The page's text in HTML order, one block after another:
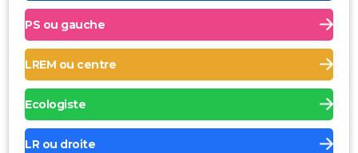
PS ou gauche
LREM ou centre
Ecologiste
LR ou droite